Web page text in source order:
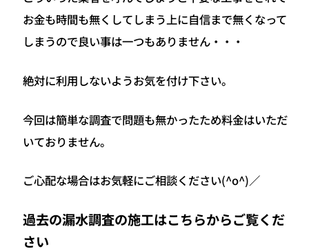
お金も時間も無くしてしまう上に自信まで無くなって
しまうので良い事は一つもありません・・・
絶対に利用しないようお気を付け下さい。
今回は簡単な調査で問題も無かったため料金はいただ
いておりません。
ご心配な場合はお気軽にご相談ください(^o^)／
過去の漏水調査の施工はこちらからご覧くだ
さい